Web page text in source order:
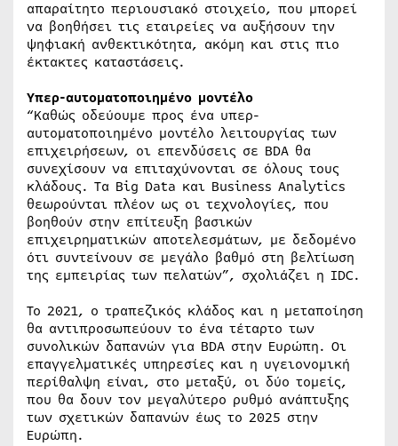
απαραίτητο περιουσιακό στοιχείο, που μπορεί
να βοηθήσει τις εταιρείες να αυξήσουν την
ψηφιακή ανθεκτικότητα, ακόμη και στις πιο
έκτακτες καταστάσεις.
Υπερ-αυτοματοποιημένο μοντέλο
“Καθώς οδεύουμε προς ένα υπερ-
αυτοματοποιημένο μοντέλο λειτουργίας των
επιχειρήσεων, οι επενδύσεις σε BDA θα
συνεχίσουν να επιταχύνονται σε όλους τους
κλάδους. Τα Big Data και Business Analytics
θεωρούνται πλέον ως οι τεχνολογίες, που
βοηθούν στην επίτευξη βασικών
επιχειρηματικών αποτελεσμάτων, με δεδομένο
ότι συντείνουν σε μεγάλο βαθμό στη βελτίωση
της εμπειρίας των πελατών”, σχολιάζει η IDC.
Το 2021, ο τραπεζικός κλάδος και η μεταποίηση
θα αντιπροσωπεύουν το ένα τέταρτο των
συνολικών δαπανών για BDA στην Ευρώπη. Οι
επαγγελματικές υπηρεσίες και η υγειονομική
περίθαλψη είναι, στο μεταξύ, οι δύο τομείς,
που θα δουν τον μεγαλύτερο ρυθμό ανάπτυξης
των σχετικών δαπανών έως το 2025 στην
Ευρώπη.